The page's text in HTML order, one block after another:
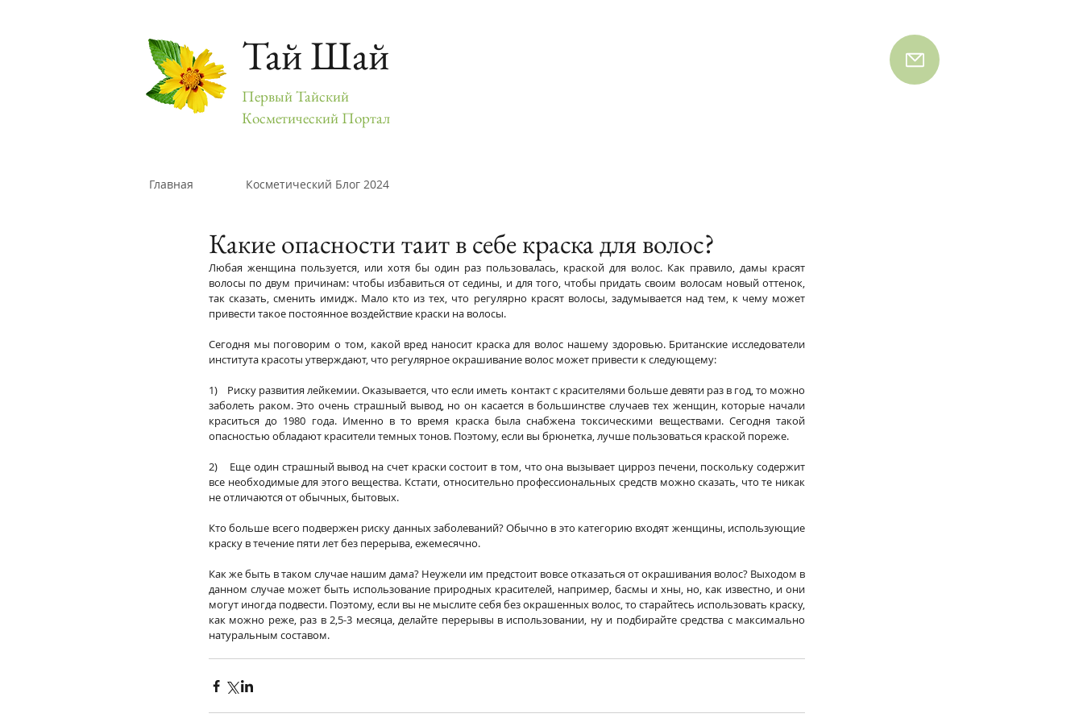
Тай Шай
Первый Тайский
Косметический Портал
Главная Косметический Блог 2024
Какие опасности таит в себе краска для волос?
Любая женщина пользуется, или хотя бы один раз пользовалась, краской для волос. Как правило, дамы красят
волосы по двум причинам: чтобы избавиться от седины, и для того, чтобы придать своим волосам новый оттенок,
так сказать, сменить имидж. Мало кто из тех, что регулярно красят волосы, задумывается над тем, к чему может
привести такое постоянное воздействие краски на волосы.
Сегодня мы поговорим о том, какой вред наносит краска для волос нашему здоровью. Британские исследователи
института красоты утверждают, что регулярное окрашивание волос может привести к следующему:
1)    Риску развития лейкемии. Оказывается, что если иметь контакт с красителями больше девяти раз в год, то можно
заболеть раком. Это очень страшный вывод, но он касается в большинстве случаев тех женщин, которые начали
краситься до 1980 года. Именно в то время краска была снабжена токсическими веществами. Сегодня такой
опасностью обладают красители темных тонов. Поэтому, если вы брюнетка, лучше пользоваться краской пореже.
2)    Еще один страшный вывод на счет краски состоит в том, что она вызывает цирроз печени, поскольку содержит
все необходимые для этого вещества. Кстати, относительно профессиональных средств можно сказать, что те никак
не отличаются от обычных, бытовых.
Кто больше всего подвержен риску данных заболеваний? Обычно в это категорию входят женщины, использующие
краску в течение пяти лет без перерыва, ежемесячно.
Как же быть в таком случае нашим дама? Неужели им предстоит вовсе отказаться от окрашивания волос? Выходом в
данном случае может быть использование природных красителей, например, басмы и хны, но, как известно, и они
могут иногда подвести. Поэтому, если вы не мыслите себя без окрашенных волос, то старайтесь использовать краску,
как можно реже, раз в 2,5-3 месяца, делайте перерывы в использовании, ну и подбирайте средства с максимально
натуральным составом.